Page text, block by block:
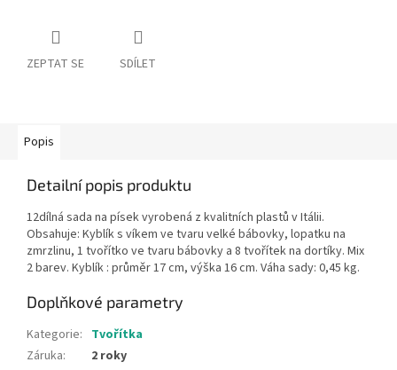
ZEPTAT SE SDÍLET
Popis
Detailní popis produktu
12dílná sada na písek vyrobená z kvalitních plastů v Itálii.
Obsahuje: Kyblík s víkem ve tvaru velké bábovky, lopatku na
zmrzlinu, 1 tvořítko ve tvaru bábovky a 8 tvořítek na dortíky. Mix
2 barev. Kyblík : průměr 17 cm, výška 16 cm. Váha sady: 0,45 kg.
Doplňkové parametry
Kategorie: Tvořítka
Záruka:
2 roky